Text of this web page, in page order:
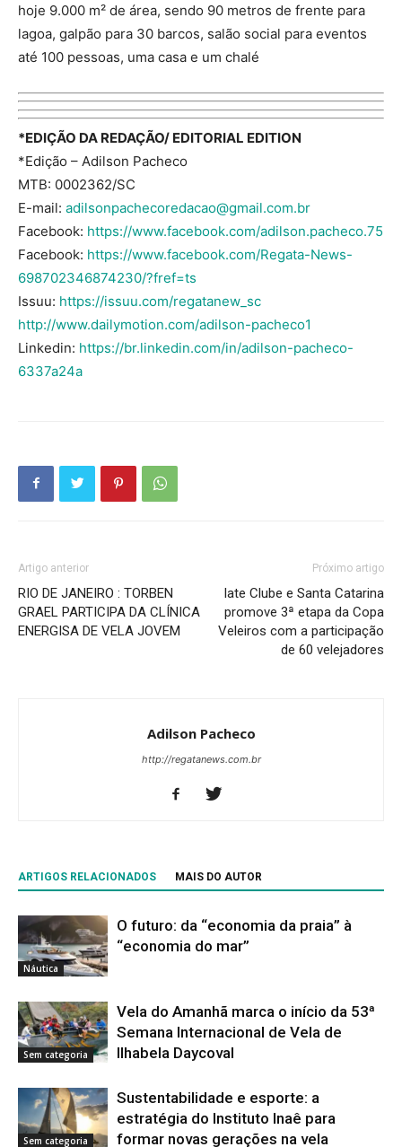
hoje 9.000 m² de área, sendo 90 metros de frente para
lagoa, galpão para 30 barcos, salão social para eventos
até 100 pessoas, uma casa e um chalé
*EDIÇÃO DA REDAÇÃO/ EDITORIAL EDITION
*Edição – Adilson Pacheco
MTB: 0002362/SC
E-mail: adilsonpachecoredacao@gmail.com.br
Facebook: https://www.facebook.com/adilson.pacheco.75
Facebook: https://www.facebook.com/Regata-News-
698702346874230/?fref=ts
Issuu: https://issuu.com/regatanew_sc
http://www.dailymotion.com/adilson-pacheco1
Linkedin: https://br.linkedin.com/in/adilson-pacheco-
6337a24a
Artigo anterior
RIO DE JANEIRO : TORBEN
GRAEL PARTICIPA DA CLÍNICA
ENERGISA DE VELA JOVEM
Próximo artigo
Iate Clube e Santa Catarina
promove 3ª etapa da Copa
Veleiros com a participação
de 60 velejadores
Adilson Pacheco
http://regatanews.com.br
ARTIGOS RELACIONADOS MAIS DO AUTOR
Náutica
O futuro: da “economia da praia” à
“economia do mar”
Sem categoria
Vela do Amanhã marca o início da 53ª
Semana Internacional de Vela de
Ilhabela Daycoval
Sem categoria
Sustentabilidade e esporte: a
estratégia do Instituto Inaê para
formar novas gerações na vela